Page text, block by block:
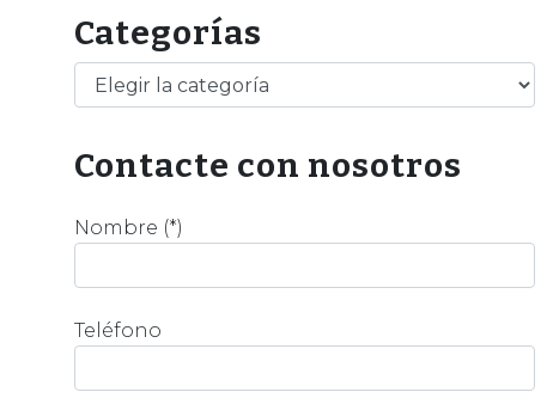
Categorías
Categorías
Contacte con nosotros
Nombre (*)
Teléfono